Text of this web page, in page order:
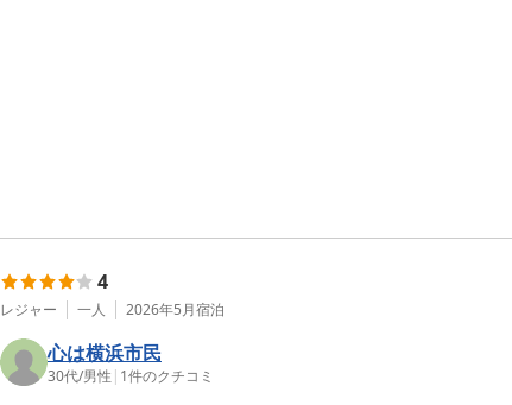
4
レジャー 一人 2026年5月宿泊
心は横浜市民
30代/男性 | 1件のクチコミ